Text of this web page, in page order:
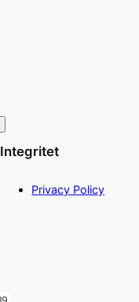
Integritet
Privacy Policy